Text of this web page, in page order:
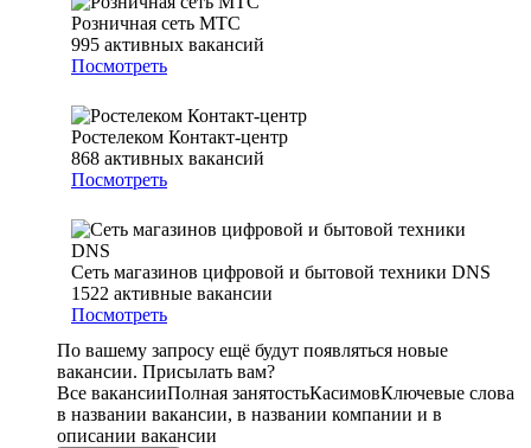
Розничная сеть МТС
995 активных вакансий
Посмотреть
Ростелеком Контакт-центр
868 активных вакансий
Посмотреть
Сеть магазинов цифровой и бытовой техники DNS
1522 активные вакансии
Посмотреть
По вашему запросу ещё будут появляться новые
вакансии. Присылать вам?
Все вакансииПолная занятостьКасимовКлючевые слова
в названии вакансии, в названии компании и в
описании вакансии